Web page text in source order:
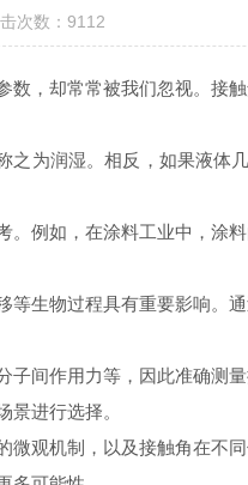
次数：9112
，却常常被我们忽视。接
为润湿。相反，如果液体
例如，在涂料工业中，涂
生物过程具有重要影响。
间作用力等，因此准确测
进行选择。
观机制，以及接触角在不